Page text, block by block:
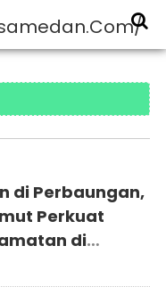
di Perbaungan,
Perkuat
di